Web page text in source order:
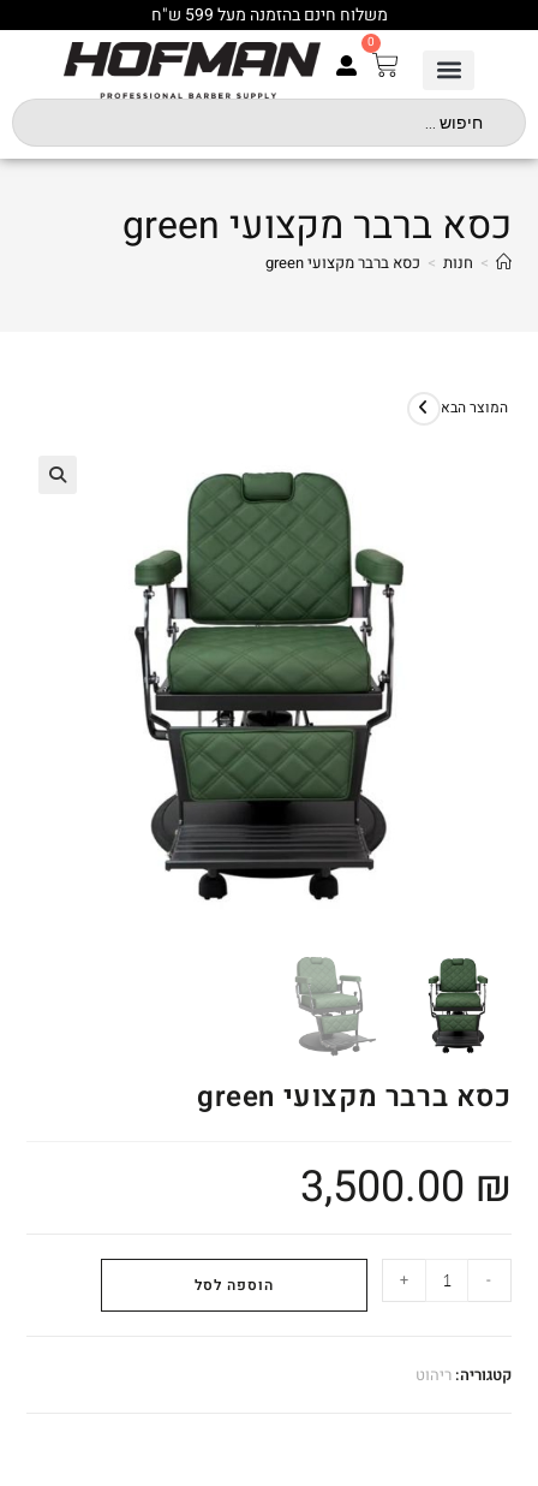
משלוח חינם בהזמנה מעל 599 ש"ח
0
כסא ברבר מקצועי green
> חנות > כסא ברבר מקצועי green
המוצר הבא
כסא ברבר מקצועי green
3,500.00 ₪
-
+ הוספה לסל
קטגוריה:ריהוט